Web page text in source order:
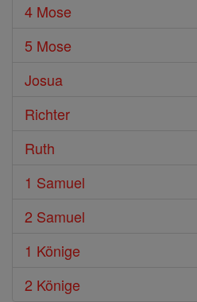
4 Mose
5 Mose
Josua
Richter
Ruth
1 Samuel
2 Samuel
1 Könige
2 Könige